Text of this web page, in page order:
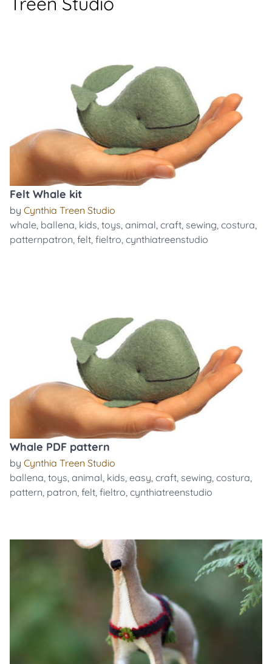
Felt Whale kit
by Cynthia Treen Studio
whale, ballena, kids, toys, animal, craft, sewing, costura,
patternpatron, felt, fieltro, cynthiatreenstudio
Whale PDF pattern
by Cynthia Treen Studio
ballena, toys, animal, kids, easy, craft, sewing, costura,
pattern, patron, felt, fieltro, cynthiatreenstudio